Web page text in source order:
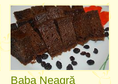
Baba Neagră